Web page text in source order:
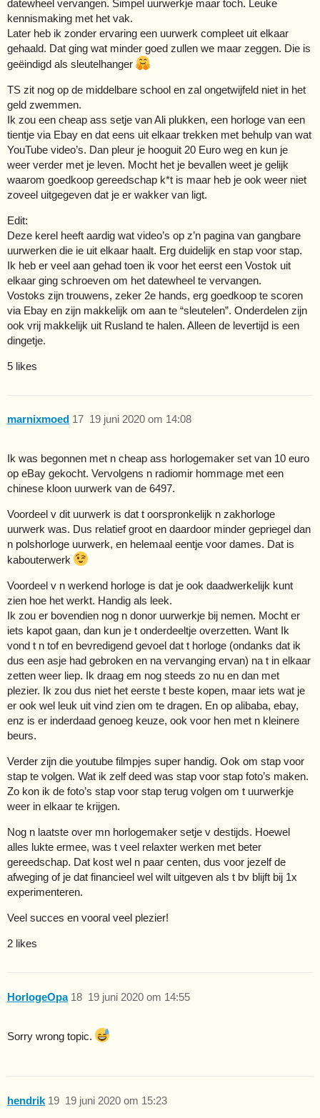
datewheel vervangen. Simpel uurwerkje maar toch. Leuke
kennismaking met het vak.
Later heb ik zonder ervaring een uurwerk compleet uit elkaar
gehaald. Dat ging wat minder goed zullen we maar zeggen. Die is
geëindigd als sleutelhanger
TS zit nog op de middelbare school en zal ongetwijfeld niet in het
geld zwemmen.
Ik zou een cheap ass setje van Ali plukken, een horloge van een
tientje via Ebay en dat eens uit elkaar trekken met behulp van wat
YouTube video’s. Dan pleur je hooguit 20 Euro weg en kun je
weer verder met je leven. Mocht het je bevallen weet je gelijk
waarom goedkoop gereedschap k*t is maar heb je ook weer niet
zoveel uitgegeven dat je er wakker van ligt.
Edit:
Deze kerel heeft aardig wat video’s op z’n pagina van gangbare
uurwerken die ie uit elkaar haalt. Erg duidelijk en stap voor stap.
Ik heb er veel aan gehad toen ik voor het eerst een Vostok uit
elkaar ging schroeven om het datewheel te vervangen.
Vostoks zijn trouwens, zeker 2e hands, erg goedkoop te scoren
via Ebay en zijn makkelijk om aan te “sleutelen”. Onderdelen zijn
ook vrij makkelijk uit Rusland te halen. Alleen de levertijd is een
dingetje.
5 likes
marnixmoed 19 juni 2020 om 14:08
17
Ik was begonnen met n cheap ass horlogemaker set van 10 euro
op eBay gekocht. Vervolgens n radiomir hommage met een
chinese kloon uurwerk van de 6497.
Voordeel v dit uurwerk is dat t oorspronkelijk n zakhorloge
uurwerk was. Dus relatief groot en daardoor minder gepriegel dan
n polshorloge uurwerk, en helemaal eentje voor dames. Dat is
kabouterwerk
Voordeel v n werkend horloge is dat je ook daadwerkelijk kunt
zien hoe het werkt. Handig als leek.
Ik zou er bovendien nog n donor uurwerkje bij nemen. Mocht er
iets kapot gaan, dan kun je t onderdeeltje overzetten. Want Ik
vond t n tof en bevredigend gevoel dat t horloge (ondanks dat ik
dus een asje had gebroken en na vervanging ervan) na t in elkaar
zetten weer liep. Ik draag em nog steeds zo nu en dan met
plezier. Ik zou dus niet het eerste t beste kopen, maar iets wat je
er ook wel leuk uit vind zien om te dragen. En op alibaba, ebay,
enz is er inderdaad genoeg keuze, ook voor hen met n kleinere
beurs.
Verder zijn die youtube filmpjes super handig. Ook om stap voor
stap te volgen. Wat ik zelf deed was stap voor stap foto’s maken.
Zo kon ik de foto’s stap voor stap terug volgen om t uurwerkje
weer in elkaar te krijgen.
Nog n laatste over mn horlogemaker setje v destijds. Hoewel
alles lukte ermee, was t veel relaxter werken met beter
gereedschap. Dat kost wel n paar centen, dus voor jezelf de
afweging of je dat financieel wel wilt uitgeven als t bv blijft bij 1x
experimenteren.
Veel succes en vooral veel plezier!
2 likes
HorlogeOpa 19 juni 2020 om 14:55
18
Sorry wrong topic.
hendrik 19 juni 2020 om 15:23
19